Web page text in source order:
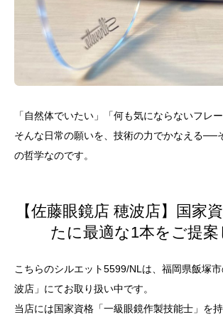
「自然体でいたい」「何も気にならないフレー
そんな日常の願いを、技術の力でかなえる──
の哲学なのです。
【佐藤眼鏡店 穂波店】国家
たに最適な1本をご提案
こちらのシルエット5599/NLは、福岡県飯塚
波店」にてお取り扱い中です。
当店には国家資格「一級眼鏡作製技能士」を